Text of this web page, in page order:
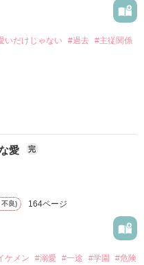
の御曹司
ロドロに甘やかされた
うわさの、
りょ）として。
い、
が、
いだけじゃない #過去 #主従関係
く。
たちに囲まれて特売に並
愛 完
良) 164ページ
ケメン #溺愛 #一途 #学園
#危険